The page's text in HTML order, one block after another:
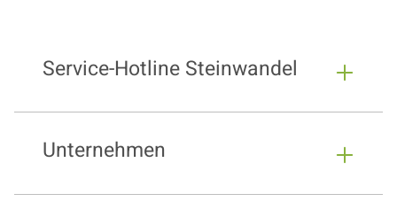
Service-Hotline Steinwandel
Unternehmen